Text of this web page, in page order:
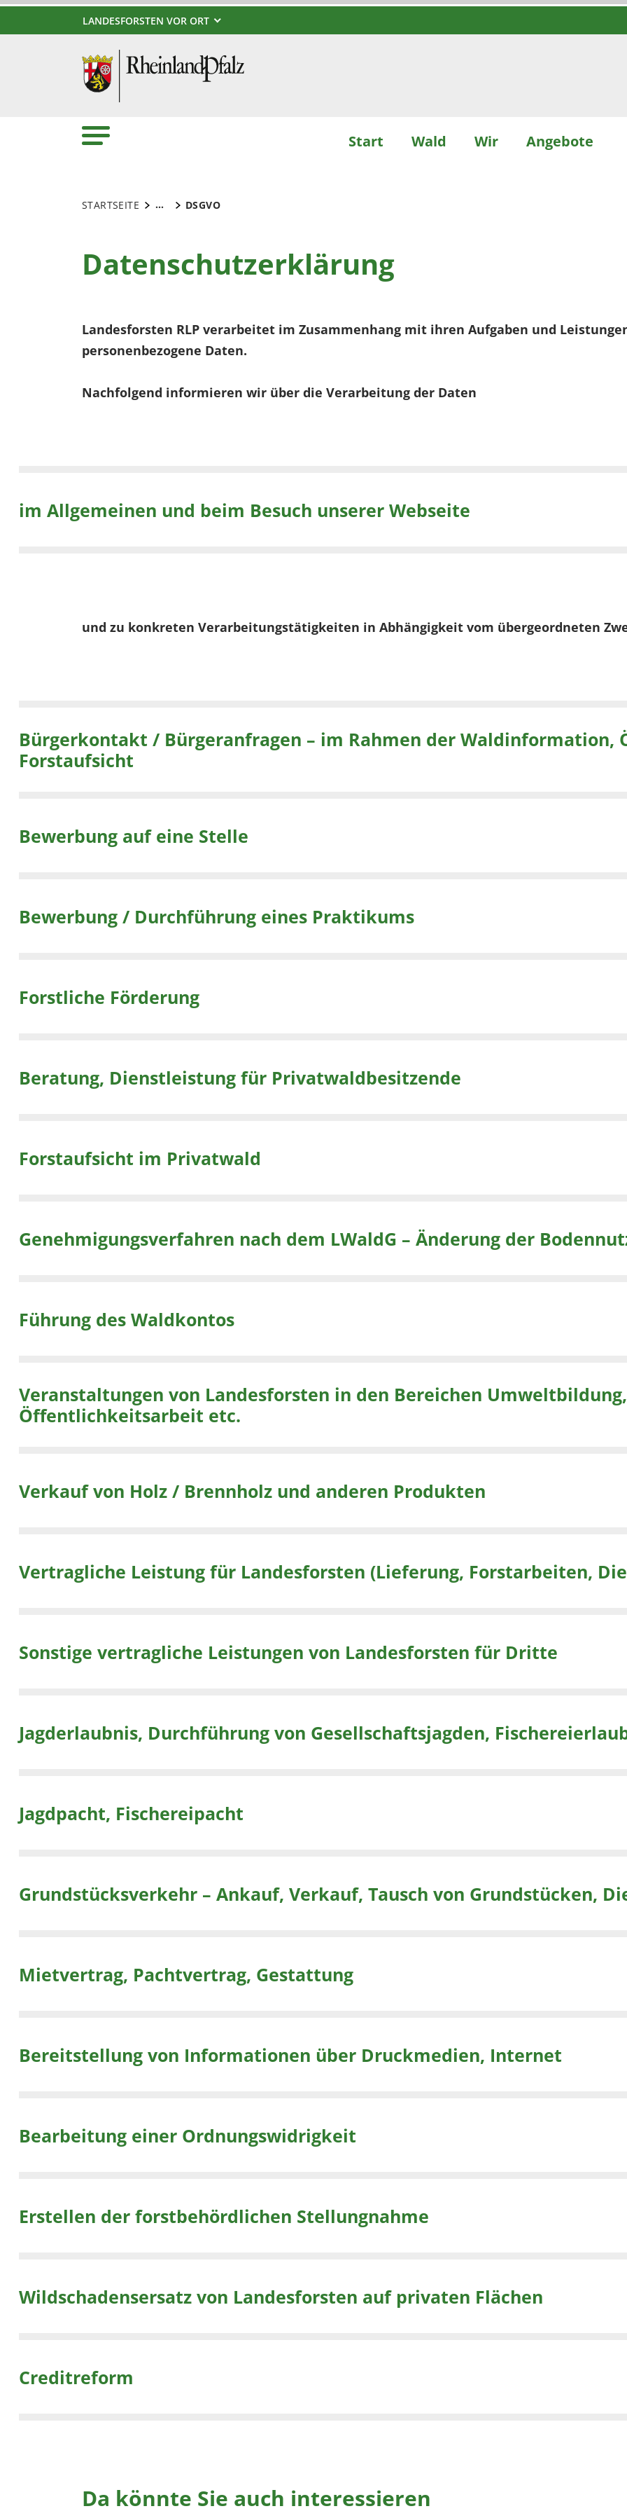
LANDESFORSTEN VOR ORT
Start Wald Wir Angebote
STARTSEITE ... DSGVO
Datenschutzerklärung
Landesforsten RLP verarbeitet im Zusammenhang mit ihren Aufgaben und
personenbezogene Daten.
Nachfolgend informieren wir über die Verarbeitung der Daten
im Allgemeinen und beim Besuch unserer Webseite
und zu konkreten Verarbeitungstätigkeiten in Abhängigkeit vom übergeordneten
Bürgerkontakt / Bürgeranfragen – im Rahmen der Waldinformation, Öffentlichkeitsarbeit,
Forstaufsicht
Bewerbung auf eine Stelle
Bewerbung / Durchführung eines Praktikums
Forstliche Förderung
Beratung, Dienstleistung für Privatwaldbesitzende
Forstaufsicht im Privatwald
Genehmigungsverfahren nach dem LWaldG – Änderung der
Führung des Waldkontos
Veranstaltungen von Landesforsten in den Bereichen Umweltbildung,
Öffentlichkeitsarbeit etc.
Verkauf von Holz / Brennholz und anderen Produkten
Vertragliche Leistung für Landesforsten (Lieferung,
Sonstige vertragliche Leistungen von Landesforsten für Dritte
Jagderlaubnis, Durchführung von Gesellschaftsjagden,
Jagdpacht, Fischereipacht
Grundstücksverkehr – Ankauf, Verkauf, Tausch von Grundstücken,
Mietvertrag, Pachtvertrag, Gestattung
Bereitstellung von Informationen über Druckmedien, Internet
Bearbeitung einer Ordnungswidrigkeit
Erstellen der forstbehördlichen Stellungnahme
Wildschadensersatz von Landesforsten auf privaten Flächen
Creditreform
Da könnte Sie auch interessieren